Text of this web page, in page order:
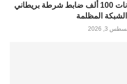
اختراق إلكتروني ينشر بيانات 100 ألف ضابط شرطة بريطاني
المظلمة
3, 2026